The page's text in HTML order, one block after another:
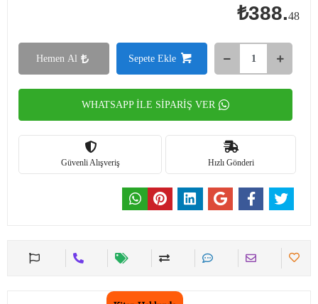
₺388.48
Sepete Ekle
Hemen Al
WHATSAPP İLE SİPARİŞ VER
Hızlı Gönderi
Güvenli Alışveriş